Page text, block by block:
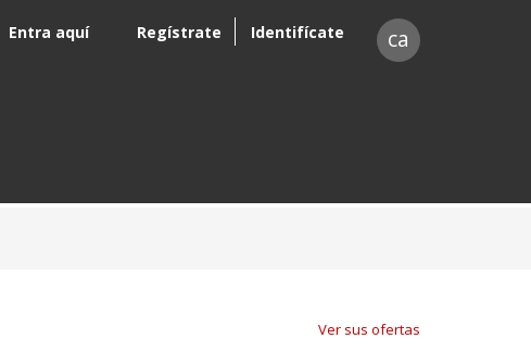
Entra aquí Regístrate Identifícate ca
Ver sus ofertas